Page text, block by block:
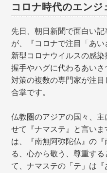
コロナ時代のエンジ
先日、朝日新聞で面白い
が、『コロナで注目「あい
新型コロナウイルスの感
握手やハグに代わるあい
対策の複数の専門家が注
合掌です。
仏教圏のアジアの国々、
せて『ナマステ』と言いま
は、『南無阿弥陀仏』の
る、心から敬う、尊重す
て、ナマステの「テ」は